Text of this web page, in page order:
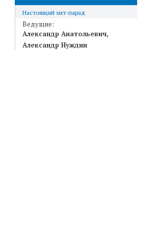
Настоящий хит-парад
Ведущие:
Александр Анатольевич
Александр Нуждин